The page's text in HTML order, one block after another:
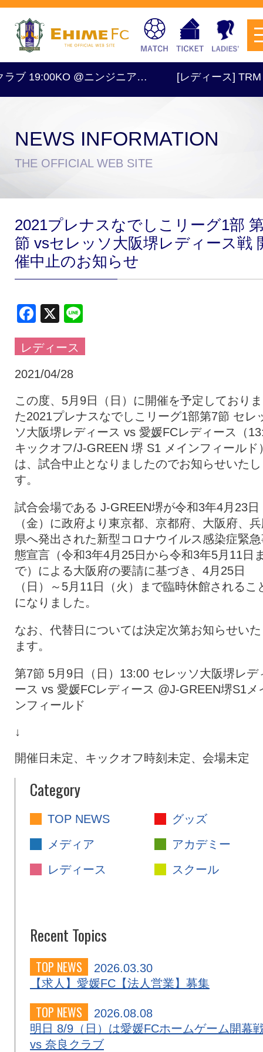
試合日程・結果 アクセス
クラブ・会社情報 レディース
ファンクラブ
チケットを購入
トップチーム アカデミー
スポンサー グッズ
特設ページ
19:00KO @ニンジニア… [レディース] TRM
NEWS INFORMATION
THE OFFICIAL WEB SITE
2021プレナスなでしこリーグ1部
節 vsセレッソ大阪堺レディース戦
催中止のお知らせ
Facebook
X
レディース
2021/04/28
この度、5月9日（日）に開催を予定しており
た2021プレナスなでしこリーグ1部第7節 セレ
ソ大阪堺レディース vs 愛媛FCレディース（
キックオフ/J-GREEN 堺 S1 メインフィールド
は、試合中止となりましたのでお知らせいた
す。
試合会場である J-GREEN堺が令和3年4月23日
（金）に政府より東京都、京都府、大阪府、
県へ発出された新型コロナウイルス感染症緊
態宣言（令和3年4月25日から令和3年5月11日
で）による大阪府の要請に基づき、4月25日
（日）～5月11日（火）まで臨時休館されるこ
になりました。
なお、代替日については決定次第お知らせい
ます。
第7節 5月9日（日）13:00 セレッソ大阪堺レデ
ース vs 愛媛FCレディース @J-GREEN堺S1メ
ンフィールド
↓
開催日未定、キックオフ時刻未定、会場未定
Category
TOP NEWS
グッズ
メディア
アカデミー
レディース
スクール
Recent Topics
TOP NEWS
2026.03.30
【求人】愛媛FC【法人営業】募集
TOP NEWS
2026.08.08
明日 8/9（日）は愛媛FCホームゲーム開幕
vs 奈良クラブ